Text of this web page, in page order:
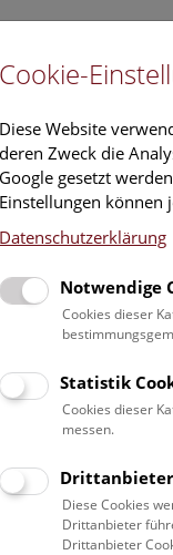
und
Cookie-
Diese Website
deren Zweck die
Google gesetzt
Einstellungen können
Datenschutzerklärung
Notwendige
Cookies dieser
Statistik
Cookies dieser
messen.
Drittanbieter
Diese Cookies
Drittanbieter
Drittanbieter